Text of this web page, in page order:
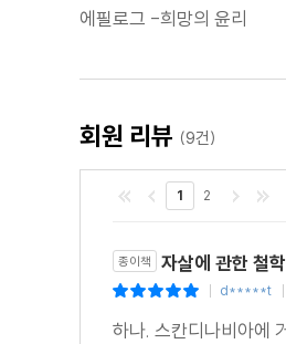
에필로그 -희망의 윤리
회원 리뷰 (9건)
1 2
종이책 자살에 관한 철
d*****t
하나. 스칸디나비아에